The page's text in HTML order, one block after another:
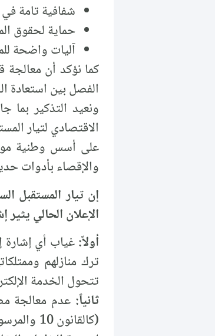
شفافية تامة في
حماية لحقوق
آليات واضحة
كما نؤكد أن معالجة
الفصل بين استعادة
ونعيد التذكير
على أسس وطنية
والإقصاء بأدوات
إن تيار المستقبل
الإعلان الحالي
أولاً:غياب أي إشارة
ترك منازلهم
تتحول الخدمة
ثانياً: عدم معالجة